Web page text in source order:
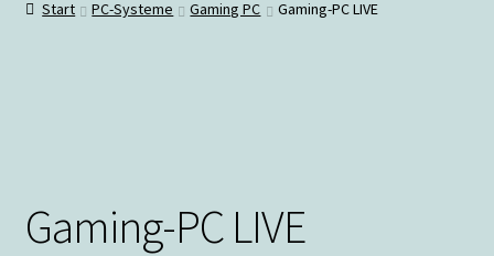
Start PC-Systeme Gaming PC Gaming-PC LIVE
Gaming-PC LIVE